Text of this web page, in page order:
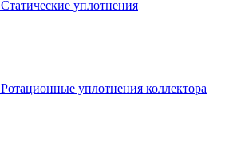
Статические уплотнения
Ротационные уплотнения коллектора